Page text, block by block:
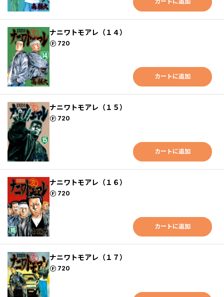
ナニワトモアレ（１４）
720
ポイント
カートに追加
ナニワトモアレ（１５）
720
ポイント
カートに追加
ナニワトモアレ（１６）
720
ポイント
カートに追加
ナニワトモアレ（１７）
720
ポイント